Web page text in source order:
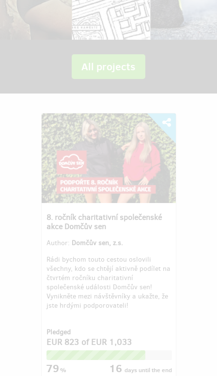
All projects
8. ročník charitativní společenské
akce Domčův sen
Author: Domčův sen, z.s.
Rádi bychom touto cestou oslovili
všechny, kdo se chtějí aktivně podílet na
čtvrtém ročníku charitativní
společenské události Domčův sen!
Vynikněte mezi návštěvníky a ukažte, že
jste hrdými podporovateli!
Pledged
EUR 823 ofEUR 1,033
79% 16 days until the end